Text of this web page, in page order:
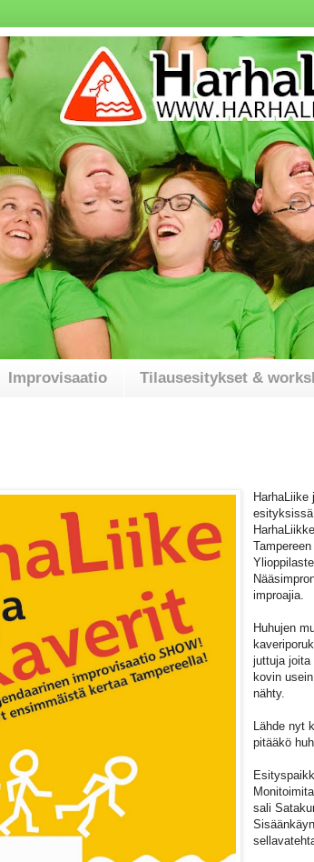
Improvisaatio Tilausesitykset &
HarhaLiike
Tampereen
improajia.
Huhujen
juttuja joita
kovin
nähty.
Lähde nyt
pitääkö
sali